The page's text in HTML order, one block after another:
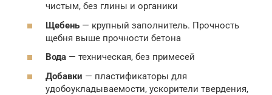
чистым, без глины и органики
Щебень — крупный заполнитель. Прочность
щебня выше прочности бетона
Вода — техническая, без примесей
Добавки — пластификаторы для
удобоукладываемости, ускорители твердения,